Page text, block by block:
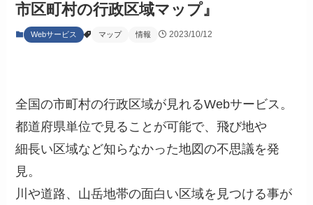
市区町村の行政区域マップ』
Webサービス マップ 情報 2023/10/12
全国の市町村の行政区域が見れるWebサービス。
都道府県単位で見ることが可能で、飛び地や
細長い区域など知らなかった地図の不思議を発
見。
川や道路、山岳地帯の面白い区域を見つける事が